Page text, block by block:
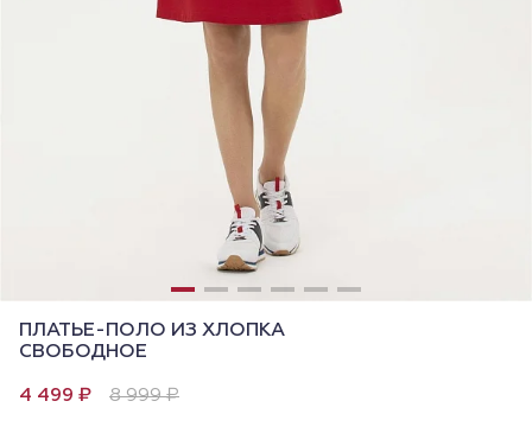
ПЛАТЬЕ-ПОЛО ИЗ ХЛОПКА
СВОБОДНОЕ
4 499 ₽ 8 999 ₽